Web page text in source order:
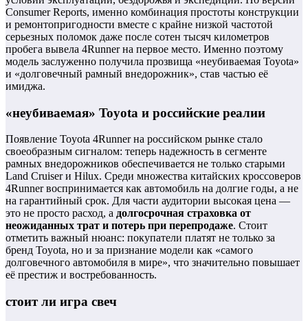
Consumer Reports, именно комбинация простоты конструкции
и ремонтопригодности вместе с крайне низкой частотой
серьезных поломок даже после сотен тысяч километров
пробега вывела 4Runner на первое место. Именно поэтому
модель заслуженно получила прозвища «неубиваемая Toyota»
и «долговечный рамный внедорожник», став частью её
имиджа.
«неубиваемая» Toyota и российские реалии
Появление Toyota 4Runner на российском рынке стало
своеобразным сигналом: теперь надежность в сегменте
рамных внедорожников обеспечивается не только старыми
Land Cruiser и Hilux. Среди множества китайских кроссоверов
4Runner воспринимается как автомобиль на долгие годы, а не
на гарантийный срок. Для части аудитории высокая цена —
это не просто расход, а долгосрочная страховка от
неожиданных трат и потерь при перепродаже. Стоит
отметить важный нюанс: покупатели платят не только за
бренд Toyota, но и за признание модели как «самого
долговечного автомобиля в мире», что значительно повышает
её престиж и востребованность.
стоит ли игра свеч